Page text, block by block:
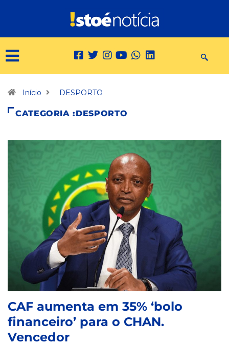
Início DESPORTO
CATEGORIA :DESPORTO
CAF aumenta em 35% ‘bolo
financeiro’ para o CHAN.
Vencedor